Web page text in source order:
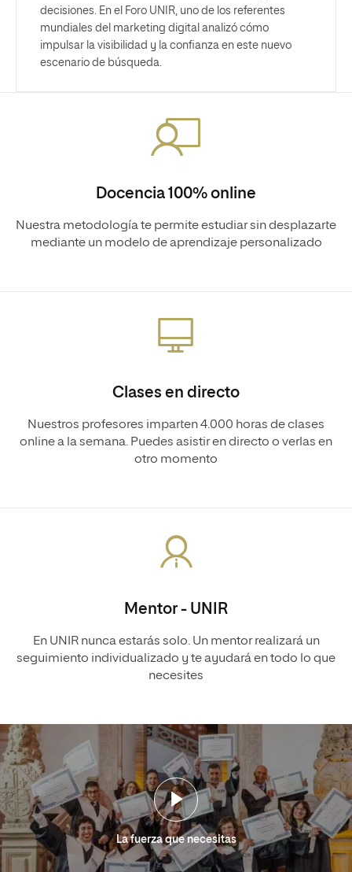
decisiones. En el Foro UNIR, uno de los referentes
mundiales del marketing digital analizó cómo
impulsar la visibilidad y la confianza en este nuevo
escenario de búsqueda.
Docencia 100% online
Nuestra metodología te permite estudiar sin desplazarte
mediante un modelo de aprendizaje personalizado
Clases en directo
Nuestros profesores imparten 4.000 horas de clases
online a la semana. Puedes asistir en directo o verlas en
otro momento
Mentor - UNIR
En UNIR nunca estarás solo. Un mentor realizará un
seguimiento individualizado y te ayudará en todo lo que
necesites
La fuerza que necesitas